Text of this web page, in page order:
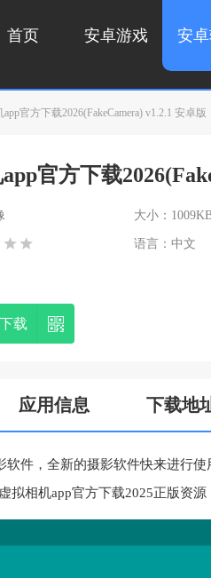
首页 安卓游戏 安
官方下载2026(FakeCamera) v1.2.1 安卓版
官方下载
大小：
语言：中文
载
应用信息 下载地
软件，全新的摄影软件快来进行
拟相机app官方下载2025正版资源